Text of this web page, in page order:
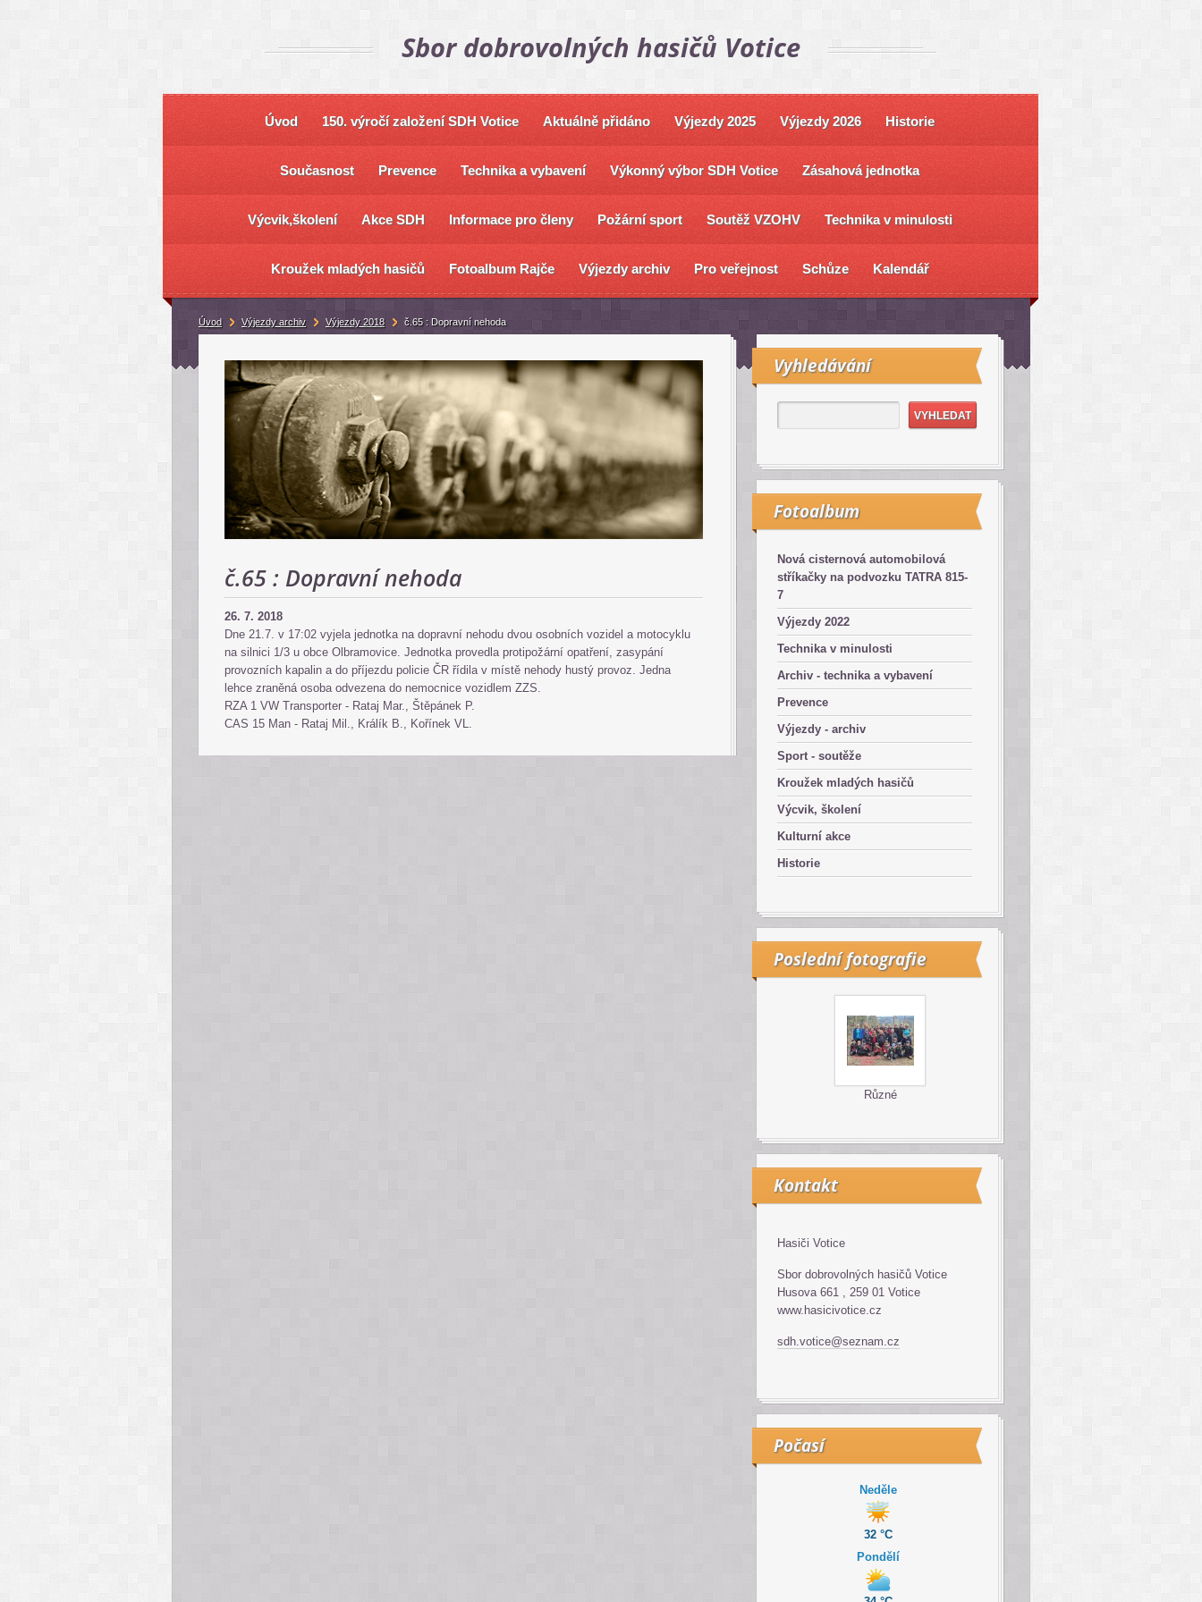
Sbor dobrovolných hasičů Votice
Úvod 150. výročí založení SDH Votice Aktuálně přidáno Výjezdy 2025 Výjezdy 2026 Historie
Současnost Prevence Technika a vybavení Výkonný výbor SDH Votice Zásahová jednotka
Výcvik,školení Akce SDH Informace pro členy Požární sport Soutěž VZOHV Technika v minulosti
Kroužek mladých hasičů Fotoalbum Rajče Výjezdy archiv Pro veřejnost Schůze Kalendář
č.65 : Dopravní nehoda
26. 7. 2018
Dne 21.7. v 17:02 vyjela jednotka na dopravní nehodu dvou osobních vozidel a motocyklu
na silnici 1/3 u obce Olbramovice. Jednotka provedla protipožární opatření, zasypání
provozních kapalin a do příjezdu policie ČR řídila v místě nehody hustý provoz. Jedna
lehce zraněná osoba odvezena do nemocnice vozidlem ZZS.
RZA 1 VW Transporter - Rataj Mar., Štěpánek P.
CAS 15 Man - Rataj Mil., Králík B., Kořínek VL.
Vyhledávání
Fotoalbum
Nová cisternová automobilová
stříkačky na podvozku TATRA 815-
7
Výjezdy 2022
Technika v minulosti
Archiv - technika a vybavení
Prevence
Výjezdy - archiv
Sport - soutěže
Kroužek mladých hasičů
Výcvik, školení
Kulturní akce
Historie
Poslední fotografie
Různé
Kontakt
Hasiči Votice
Sbor dobrovolných hasičů Votice
Husova 661 , 259 01 Votice
www.hasicivotice.cz
sdh.votice@seznam.cz
Počasí
Neděle
32 °C
Pondělí
Úvod Výjezdy archiv Výjezdy 2018 č.65 : Dopravní nehoda